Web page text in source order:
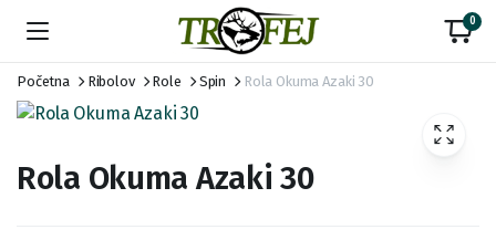
0
Početna Ribolov Role Spin Rola Okuma Azaki 30
Rola Okuma Azaki 30